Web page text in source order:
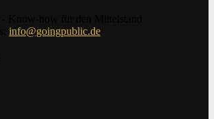
info@goingpublic.de